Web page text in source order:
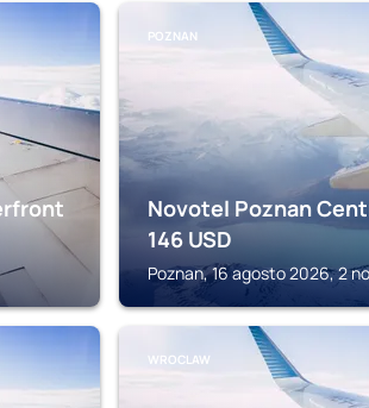
POZNAN
Novotel Poznan
146 USD
Poznan, 16 agosto 2026, 2
WROCLAW